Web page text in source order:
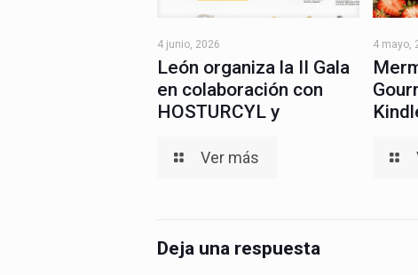
4 junio, 2026
León organiza la II Gala
en colaboración con
HOSTURCYL y
Ver más
4 mayo,
Deja una respuesta